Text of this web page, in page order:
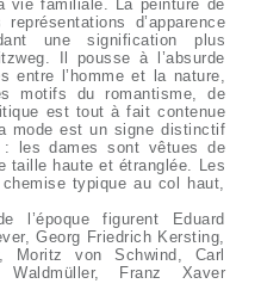
vie familiale. La peinture de
d’apparence
une signification plus
Il pousse à l’absurde
entre l’homme et la nature,
motifs du romantisme, de
est tout à fait contenue
mode est un signe distinctif
: les dames sont vêtues de
taille haute et étranglée. Les
typique au col haut,
l’époque figurent Eduard
Georg Friedrich Kersting,
Moritz von Schwind, Carl
Waldmüller, Franz Xaver